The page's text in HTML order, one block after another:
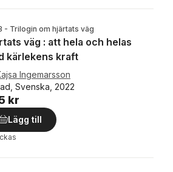
- Trilogin om hjärtats väg
väg : att hela och helas
kärlekens kraft
Ingemarsson
Svenska, 2022
kr
Lägg till